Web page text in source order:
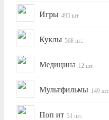
Игры 495 шт.
Куклы 568 шт.
Медицина 12 шт.
Мультфильмы 149 шт.
Поп ит 51 шт.